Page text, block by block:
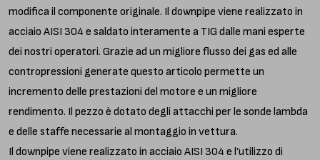
modifica il componente originale. Il downpipe viene realizzato in
acciaio AISI 304 e saldato interamente a TIG dalle mani esperte
dei nostri operatori. Grazie ad un migliore flusso dei gas ed alle
contropressioni generate questo articolo permette un
incremento delle prestazioni del motore e un migliore
rendimento. Il pezzo è dotato degli attacchi per le sonde lambda
e delle staffe necessarie al montaggio in vettura.
Il downpipe viene realizzato in acciaio AISI 304 e l’utilizzo di